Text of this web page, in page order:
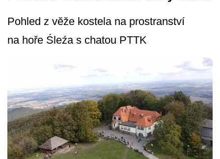
Pohled z věže kostela na prostranství
na hoře Śleźa s chatou PTTK